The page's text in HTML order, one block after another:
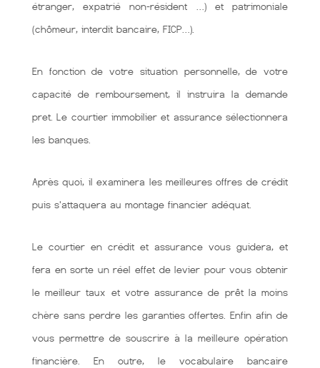
étranger, expatrié non-résident …) et patrimoniale
(chômeur, interdit bancaire, FICP…).
En fonction de votre situation personnelle, de votre
capacité de remboursement, il instruira la demande
pret. Le courtier immobilier et assurance sélectionnera
les banques.
Après quoi, il examinera les meilleures offres de crédit
puis s'attaquera au montage financier adéquat.
Le courtier en crédit et assurance vous guidera, et
fera en sorte un réel effet de levier pour vous obtenir
le meilleur taux et votre assurance de prêt la moins
chère sans perdre les garanties offertes. Enfin afin de
vous permettre de souscrire à la meilleure opération
financière. En outre, le vocabulaire bancaire